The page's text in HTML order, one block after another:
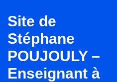
passer
au
contenu
principal
Site de
Stéphane
POUJOULY –
Enseignant à